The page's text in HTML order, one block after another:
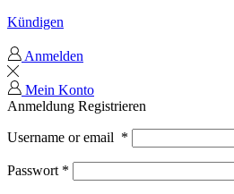
Kündigen
Anmelden
Mein Konto
Anmeldung Registrieren
Username or email *
Passwort *